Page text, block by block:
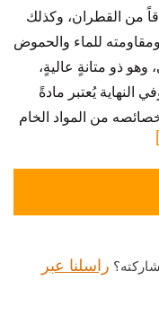
من القطران، وكذلك
للماء والحموض
ذو متانةٍ عاليةٍ،
النهاية يُعتبر مادةً
من المواد الخام
راسلنا عبر